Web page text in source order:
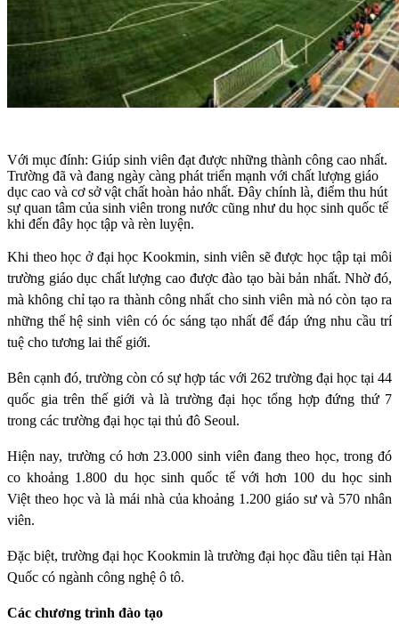
Với mục đính: Giúp sinh viên đạt được những thành công cao nhất.
Trường đã và đang ngày càng phát triển mạnh với chất lượng giáo
dục cao và cơ sở vật chất hoàn hảo nhất. Đây chính là, điểm thu hút
sự quan tâm của sinh viên trong nước cũng như du học sinh quốc tế
khi đến đây học tập và rèn luyện.
Khi theo học ở đại học Kookmin, sinh viên sẽ được học tập tại môi
trường giáo dục chất lượng cao được đào tạo bài bản nhất. Nhờ đó,
mà không chỉ tạo ra thành công nhất cho sinh viên mà nó còn tạo ra
những thế hệ sinh viên có óc sáng tạo nhất để đáp ứng nhu cầu trí
tuệ cho tương lai thế giới.
Bên cạnh đó, trường còn có sự hợp tác với 262 trường đại học tại 44
quốc gia trên thế giới và là trường đại học tổng hợp đứng thứ 7
trong các trường đại học tại thủ đô Seoul.
Hiện nay, trường có hơn 23.000 sinh viên đang theo học, trong đó
co khoảng 1.800 du học sinh quốc tế với hơn 100 du học sinh
Việt theo học và là mái nhà của khoảng 1.200 giáo sư và 570 nhân
viên.
Đặc biệt, trường đại học Kookmin là trường đại học đầu tiên tại Hàn
Quốc có ngành công nghệ ô tô.
Các chương trình đào tạo